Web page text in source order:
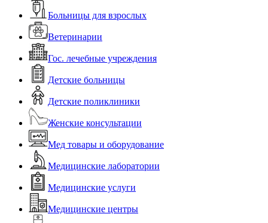
Больницы для взрослых
Ветеринарии
Гос. лечебные учреждения
Детские больницы
Детские поликлиники
Женские консультации
Мед товары и оборудование
Медицинские лаборатории
Медицинские услуги
Медицинские центры